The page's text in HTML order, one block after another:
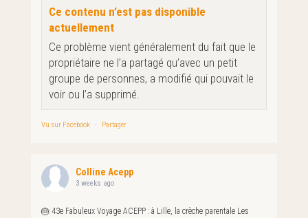
Ce contenu n’est pas disponible
actuellement
Ce problème vient généralement du fait que le
propriétaire ne l’a partagé qu’avec un petit
groupe de personnes, a modifié qui pouvait le
voir ou l’a supprimé.
Vu sur Facebook · Partager
Colline Acepp
3 weeks ago
🎂 43e Fabuleux Voyage ACEPP : à Lille, la crèche parentale Les